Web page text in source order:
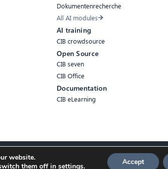
Dokumentenrecherche
All AI modules
AI training
CIB crowdsource
Open Source
CIB seven
CIB Office
Documentation
CIB eLearning
website.
them off insettings. Accept